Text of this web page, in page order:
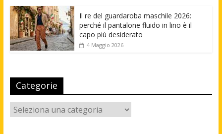
Il re del guardaroba maschile 2026:
perché il pantalone fluido in lino è il
capo più desiderato
4 Maggio 2026
Categorie
Categorie